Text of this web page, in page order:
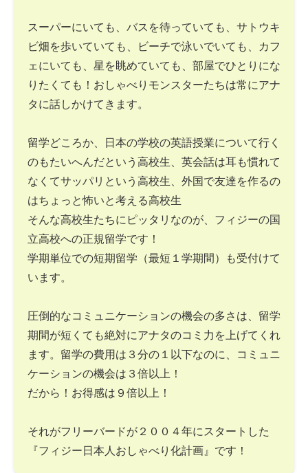
スーパーにいても、バスを待っていても、サトウキ
ビ畑を歩いていても、ビーチで泳いでいても、カフ
ェにいても、星を眺めていても、部屋でひとりにな
りたくても！おしゃべりモンスターたちは常にアナ
タに話しかけてきます。
留学どころか、日本の学校の英語授業について行く
のもたいへんだという高校生、英会話は耳も慣れて
なくてサッパリという高校生、外国で友達を作るの
はちょっと怖いと考える高校生
そんな高校生たちにピッタリなのが、フィジーの国
立高校への正規留学です！
学期単位での短期留学（最短１学期間）も受付けて
います。
圧倒的なコミュニケーションの機会の多さは、留学
期間が短くても絶対にアナタのコミ力を上げてくれ
ます。留学の費用は３分の１以下なのに、コミュニ
ケーションの機会は３倍以上！
だから！お得感は９倍以上！
それがフリーバードが２００４年にスタートした
『フィジー日本人おしゃべり化計画』です！